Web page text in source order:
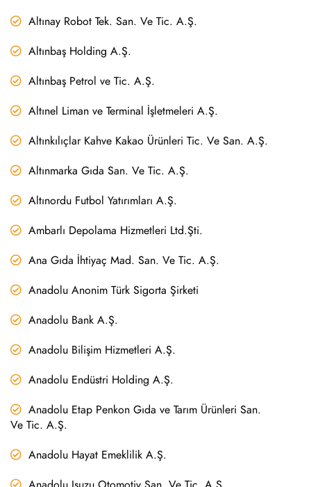
Altınay Robot Tek. San. Ve Tic. A.Ş.
Altınbaş Holding A.Ş.
Altınbaş Petrol ve Tic. A.Ş.
Altınel Liman ve Terminal İşletmeleri A.Ş.
Altınkılıçlar Kahve Kakao Ürünleri Tic. Ve San. A.Ş.
Altınmarka Gıda San. Ve Tic. A.Ş.
Altınordu Futbol Yatırımları A.Ş.
Ambarlı Depolama Hizmetleri Ltd.Şti.
Ana Gıda İhtiyaç Mad. San. Ve Tic. A.Ş.
Anadolu Anonim Türk Sigorta Şirketi
Anadolu Bank A.Ş.
Anadolu Bilişim Hizmetleri A.Ş.
Anadolu Endüstri Holding A.Ş.
Anadolu Etap Penkon Gıda ve Tarım Ürünleri San.
Ve Tic. A.Ş.
Anadolu Hayat Emeklilik A.Ş.